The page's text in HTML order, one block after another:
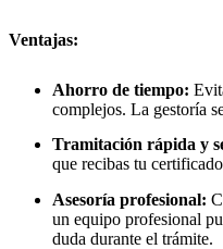
Ventajas:
Ahorro de tiempo:
complejos. La gestoría
Tramitación rápida y
que recibas tu
Asesoría profesional:
un equipo profesional
duda durante el trámite.